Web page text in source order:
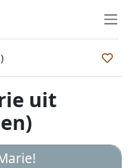
uit
!